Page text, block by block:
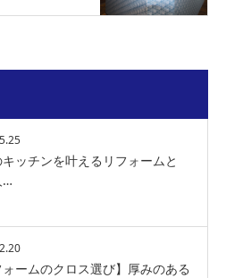
ッチンを叶えるリフォームと
…
ォームのクロス選び】厚みのある